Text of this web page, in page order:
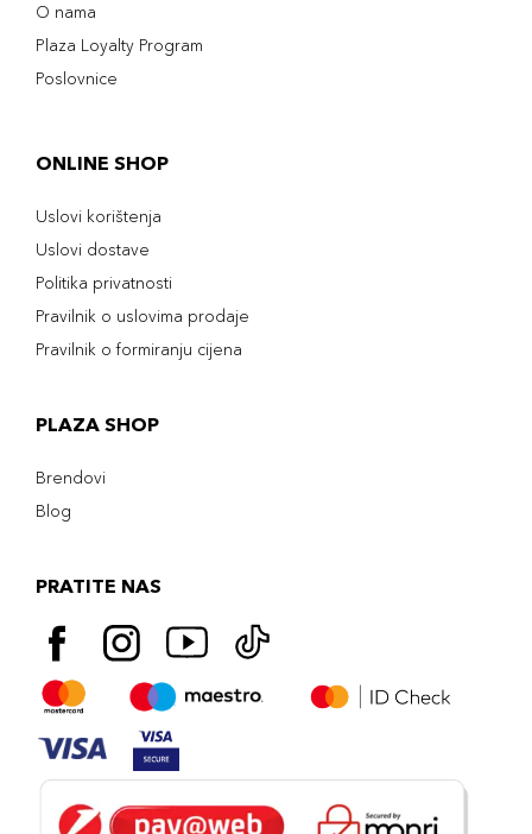
O nama
Plaza Loyalty Program
Poslovnice
ONLINE SHOP
Uslovi korištenja
Uslovi dostave
Politika privatnosti
Pravilnik o uslovima prodaje
Pravilnik o formiranju cijena
PLAZA SHOP
Brendovi
Blog
PRATITE NAS